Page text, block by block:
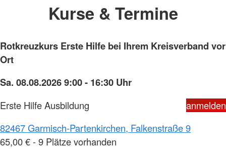
Kurse & Termine
Rotkreuzkurs Erste Hilfe bei Ihrem Kreisverband vor
Ort
Sa. 08.08.2026 9:00 - 16:30 Uhr
Erste Hilfe Ausbildung
anmelden
82467 Garmisch-Partenkirchen, Falkenstraße 9
65,00 € - 9 Plätze vorhanden